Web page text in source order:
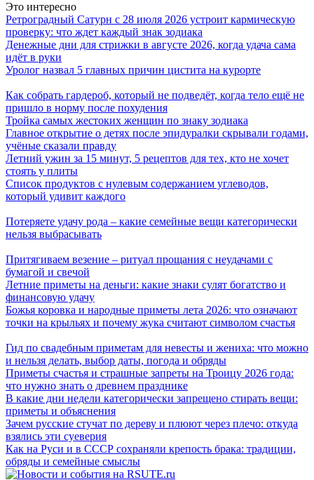
Это интересно
Ретроградный Сатурн с 28 июля 2026 устроит кармическую
проверку: что ждет каждый знак зодиака
Денежные дни для стрижки в августе 2026, когда удача сама
идёт в руки
Уролог назвал 5 главных причин цистита на курорте
Как собрать гардероб, который не подведёт, когда тело ещё не
пришло в норму после похудения
Тройка самых жестоких женщин по знаку зодиака
Главное открытие о детях после эпидуралки скрывали годами,
учёные сказали правду
Летний ужин за 15 минут, 5 рецептов для тех, кто не хочет
стоять у плиты
Список продуктов с нулевым содержанием углеводов,
который удивит каждого
Потеряете удачу рода – какие семейные вещи категорически
нельзя выбрасывать
Притягиваем везение – ритуал прощания с неудачами с
бумагой и свечой
Летние приметы на деньги: какие знаки сулят богатство и
финансовую удачу
Божья коровка и народные приметы лета 2026: что означают
точки на крыльях и почему жука считают символом счастья
Гид по свадебным приметам для невесты и жениха: что можно
и нельзя делать, выбор даты, погода и обряды
Приметы счастья и страшные запреты на Троицу 2026 года:
что нужно знать о древнем празднике
В какие дни недели категорически запрещено стирать вещи:
приметы и объяснения
Зачем русские стучат по дереву и плюют через плечо: откуда
взялись эти суеверия
Как на Руси и в СССР сохраняли крепость брака: традиции,
обряды и семейные смыслы